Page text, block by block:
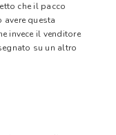
che il pacco
questa
invece il venditore
su un altro